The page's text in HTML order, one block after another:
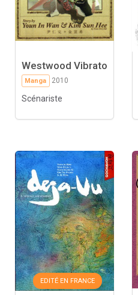
Westwood Vibrato
Manga 2010
Scénariste
EDITÉ EN FRANCE